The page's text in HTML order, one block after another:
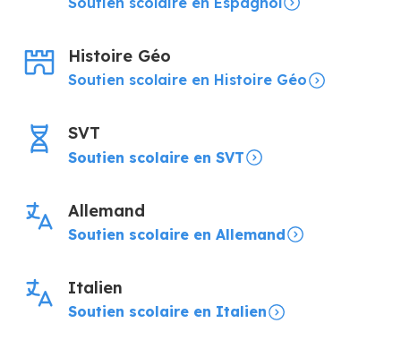
Histoire Géo
Soutien scolaire en Histoire Géo
SVT
Soutien scolaire en SVT
Allemand
Soutien scolaire en Allemand
Italien
Soutien scolaire en Italien